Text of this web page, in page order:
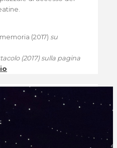
(2017) su
(2017) sulla pagina